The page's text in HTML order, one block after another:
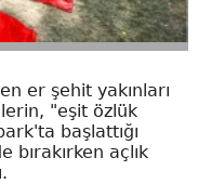
er şehit yakınları
"eşit özlük
başlattığı
açlık